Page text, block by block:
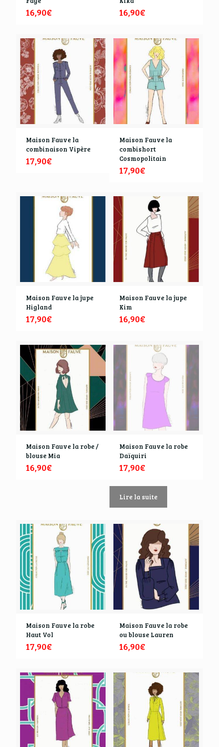
16,90€ 16,90€
Maison Fauve la
combinaison Vipère
17,90€
Maison Fauve la
combishort
Cosmopolitain
17,90€
Maison Fauve la jupe
Higland
17,90€
Maison Fauve la jupe
Kim
16,90€
Maison Fauve la robe /
blouse Mia
16,90€
Maison Fauve la robe
Daïquiri
17,90€
Lire la suite
Maison Fauve la robe
Haut Vol
17,90€
Maison Fauve la robe
ou blouse Lauren
16,90€